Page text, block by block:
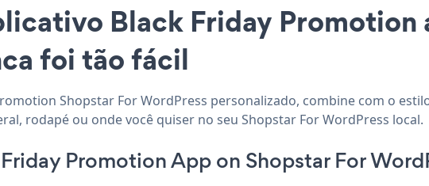
Black Friday Promotion
foi tão fácil
Shopstar For WordPress personalizado, combine com o
rodapé ou onde você quiser no seu Shopstar For WordPress local.
Promotion App on Shopstar For